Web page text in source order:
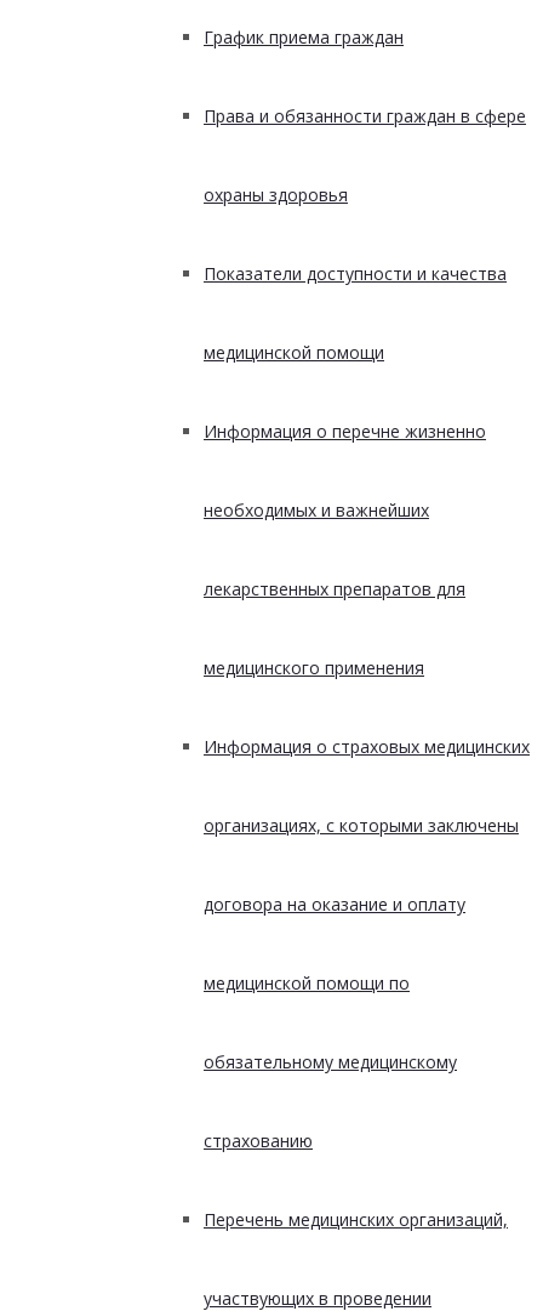
График приема граждан
Права и обязанности граждан в сфере
охраны здоровья
Показатели доступности и качества
медицинской помощи
Информация о перечне жизненно
необходимых и важнейших
лекарственных препаратов для
медицинского применения
Информация о страховых медицинских
организациях, с которыми заключены
договора на оказание и оплату
медицинской помощи по
обязательному медицинскому
страхованию
Перечень медицинских организаций,
участвующих в проведении